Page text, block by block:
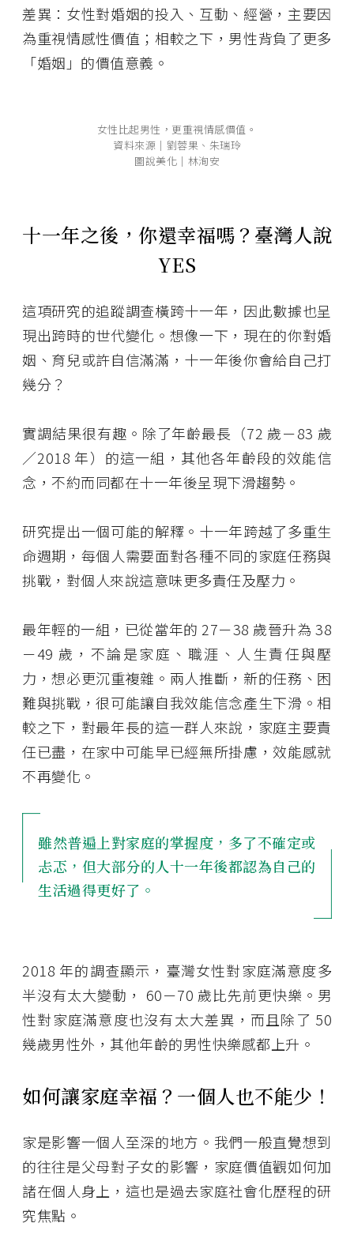
差異：女性對婚姻的投入、互動、經營，主要因
為重視情感性價值；相較之下，男性背負了更多
「婚姻」的價值意義。
女性比起男性，更重視情感價值。
資料來源│劉蓉果、朱瑞玲
圖說美化│林洵安
十一年之後，你還幸福嗎？臺灣人說
YES
這項研究的追蹤調查橫跨十一年，因此數據也呈
現出跨時的世代變化。想像一下，現在的你對婚
姻、育兒或許自信滿滿，十一年後你會給自己打
幾分？
實調結果很有趣。除了年齡最長（72 歲－83 歲
／2018 年）的這一組，其他各年齡段的效能信
念，不約而同都在十一年後呈現下滑趨勢。
研究提出一個可能的解釋。十一年跨越了多重生
命週期，每個人需要面對各種不同的家庭任務與
挑戰，對個人來說這意味更多責任及壓力。
最年輕的一組，已從當年的 27－38 歲晉升為 38
－49 歲，不論是家庭、職涯、人生責任與壓
力，想必更沉重複雜。兩人推斷，新的任務、困
難與挑戰，很可能讓自我效能信念產生下滑。相
較之下，對最年長的這一群人來說，家庭主要責
任已盡，在家中可能早已經無所掛慮，效能感就
不再變化。
雖然普遍上對家庭的掌握度，多了不確定或
忐忑，但大部分的人十一年後都認為自己的
生活過得更好了。
2018 年的調查顯示，臺灣女性對家庭滿意度多
半沒有太大變動， 60－70 歲比先前更快樂。男
性對家庭滿意度也沒有太大差異，而且除了 50
幾歲男性外，其他年齡的男性快樂感都上升。
如何讓家庭幸福？一個人也不能少！
家是影響一個人至深的地方。我們一般直覺想到
的往往是父母對子女的影響，家庭價值觀如何加
諸在個人身上，這也是過去家庭社會化歷程的研
究焦點。